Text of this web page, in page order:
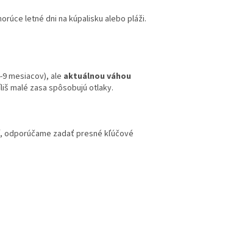
letné dni na kúpalisku alebo pláži.
mesiacov), ale aktuálnou váhou
malé zasa spôsobujú otlaky.
odporúčame zadať presné kľúčové